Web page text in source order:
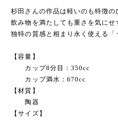
杉田さんの作品は軽いのも特徴の
飲み物を満たしても重さを気にせ
独特の質感と相まり永く使える「
【容量】
カップ8分目：350cc
カップ満水：670cc
【材質】
陶器
【サイズ】